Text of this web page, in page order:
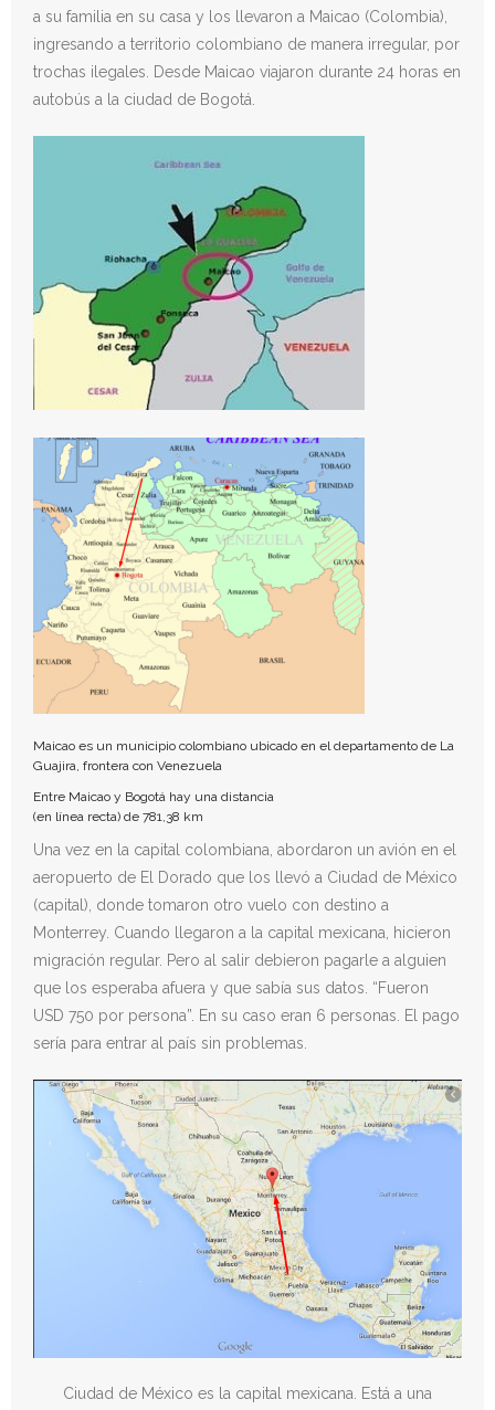
a su familia en su casa y los llevaron a Maicao (Colombia),
ingresando a territorio colombiano de manera irregular, por
trochas ilegales. Desde Maicao viajaron durante 24 horas en
autobús a la ciudad de Bogotá.
Maicao es un municipio colombiano ubicado en el departamento de La
Guajira, frontera con Venezuela
Entre Maicao y Bogotá hay una distancia
(en línea recta) de 781,38 km
Una vez en la capital colombiana, abordaron un avión en el
aeropuerto de El Dorado que los llevó a Ciudad de México
(capital), donde tomaron otro vuelo con destino a
Monterrey. Cuando llegaron a la capital mexicana, hicieron
migración regular. Pero al salir debieron pagarle a alguien
que los esperaba afuera y que sabía sus datos. “Fueron
USD 750 por persona”. En su caso eran 6 personas. El pago
sería para entrar al país sin problemas.
Ciudad de México es la capital mexicana. Está a una